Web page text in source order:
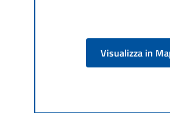
Visualizza in